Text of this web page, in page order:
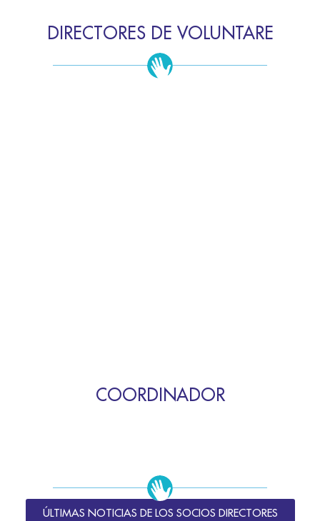
DIRECTORES DE VOLUNTARE
COORDINADOR
ÚLTIMAS NOTICIAS DE LOS SOCIOS DIRECTORES